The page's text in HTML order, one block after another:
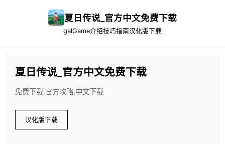
夏日传说_官方中文免费下载
galGame介绍技巧指南汉化版下载
夏日传说_官方中文免费下载
免费下载,官方攻略,中文下载
汉化版下载